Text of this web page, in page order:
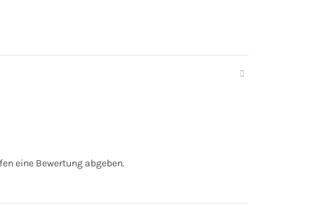
eine Bewertung abgeben.